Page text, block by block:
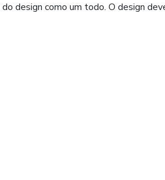
design como um todo. O design